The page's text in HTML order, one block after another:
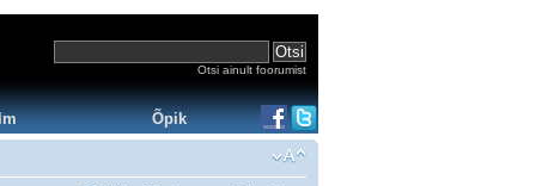
Otsi ainult foorumist
Õpik